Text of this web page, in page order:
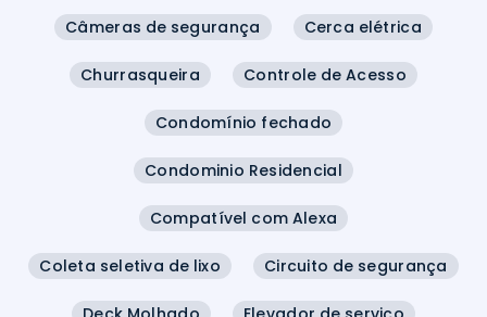
Câmeras de segurança Cerca elétrica
Churrasqueira Controle de Acesso
Condomínio fechado
Condominio Residencial
Compatível com Alexa
Coleta seletiva de lixo Circuito de segurança